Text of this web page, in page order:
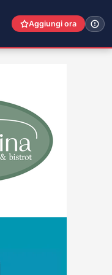
Aggiungi ora